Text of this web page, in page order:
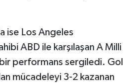
ise Los Angeles
ABD ile karşılaşan A Milli
performans sergiledi. Gol
mücadeleyi 3-2 kazanan